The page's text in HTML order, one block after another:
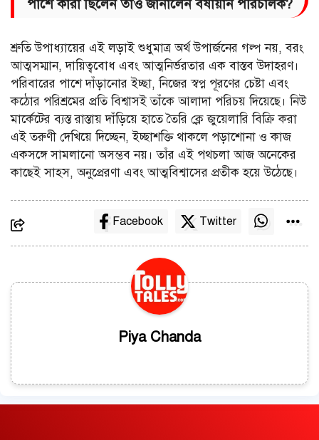
পাশে কারা ছিলেন তাও জানালেন বর্ষীয়ান পরিচালক?
শ্রুতি উপাধ্যায়ের এই লড়াই শুধুমাত্র অর্থ উপার্জনের গল্প নয়, বরং
আত্মসম্মান, দায়িত্ববোধ এবং আত্মনির্ভরতার এক বাস্তব উদাহরণ।
পরিবারের পাশে দাঁড়ানোর ইচ্ছা, নিজের স্বপ্ন পূরণের চেষ্টা এবং
কঠোর পরিশ্রমের প্রতি বিশ্বাসই তাঁকে আলাদা পরিচয় দিয়েছে। নিউ
মার্কেটের ব্যস্ত রাস্তায় দাঁড়িয়ে হাতে তৈরি ক্লে জুয়েলারি বিক্রি করা
এই তরুণী দেখিয়ে দিচ্ছেন, ইচ্ছাশক্তি থাকলে পড়াশোনা ও কাজ
একসঙ্গে সামলানো অসম্ভব নয়। তাঁর এই পথচলা আজ অনেকের
কাছেই সাহস, অনুপ্রেরণা এবং আত্মবিশ্বাসের প্রতীক হয়ে উঠেছে।
Facebook Twitter
Piya Chanda